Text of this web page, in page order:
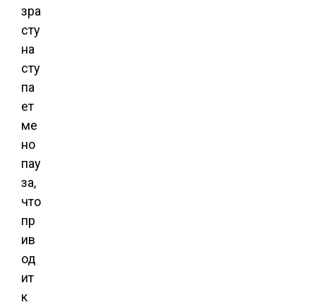
зра
сту
на
сту
па
ет
ме
но
пау
за,
что
пр
ив
од
ит
к